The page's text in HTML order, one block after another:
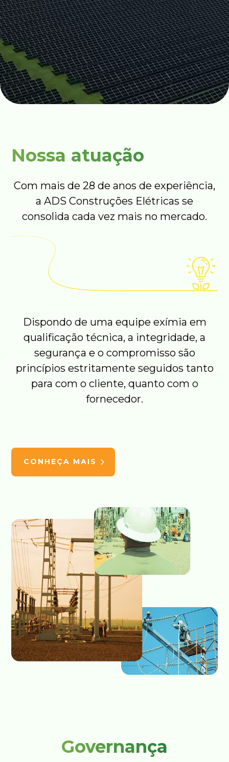
Nossa atuação
Com mais de 28 de anos de experiência,
a ADS Construções Elétricas se
consolida cada vez mais no mercado.
Dispondo de uma equipe exímia em
qualificação técnica, a integridade, a
segurança e o compromisso são
princípios estritamente seguidos tanto
para com o cliente, quanto com o
fornecedor.
CONHEÇA MAIS
Governança